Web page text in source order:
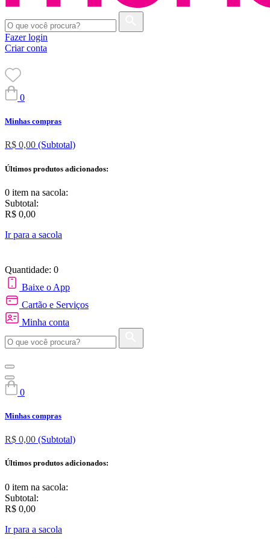
Fazer login
Criar conta
0
Minhas compras
R$ 0,00 (Subtotal)
Últimos produtos adicionados:
0 item na sacola:
Subtotal:
R$ 0,00
Ir para a sacola
Quantidade: 0
Baixe o App
Cartão e Serviços
Minha conta
0
Minhas compras
R$ 0,00 (Subtotal)
Últimos produtos adicionados:
0 item na sacola:
Subtotal:
R$ 0,00
Ir para a sacola